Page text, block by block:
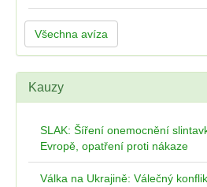
Všechna avíza
Kauzy
SLAK: Šíření onemocnění
Evropě, opatření proti nákaze
Válka na Ukrajině: Válečný